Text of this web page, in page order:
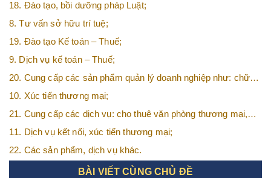
18. Đào tạo, bồi dưỡng pháp Luật;
8. Tư vấn sở hữu trí tuệ;
19. Đào tạo Kế toán – Thuế;
9. Dịch vụ kế toán – Thuế;
20. Cung cấp các sản phẩm quản lý doanh nghiệp như: chữ
ký số, hóa đơn điện tử, BHXH,…vv
10. Xúc tiến thương mại;
21. Cung cấp các dịch vụ: cho thuê văn phòng thương mại,
văn phòng ảo, văn phòng chia sẻ…vv
11. Dịch vụ kết nối, xúc tiến thương mại;
22. Các sản phẩm, dịch vụ khác.
BÀI VIẾT CÙNG CHỦ ĐỀ